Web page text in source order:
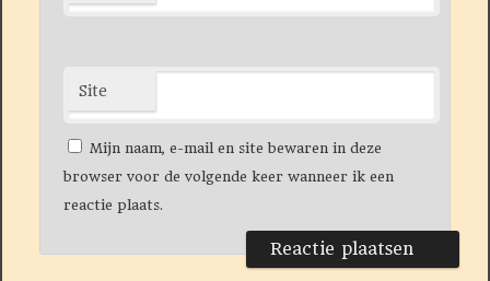
Site
Mijn naam, e-mail en site bewaren in deze
browser voor de volgende keer wanneer ik een
reactie plaats.